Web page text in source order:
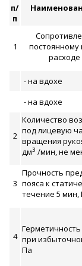
п/
п
1
расходе
- на вдохе
- на вдохе
2
Количество
под лицевую
вращения
дм3 /мин, не
3
Прочность
пояса к
течение 5 мин,
4 при
Па